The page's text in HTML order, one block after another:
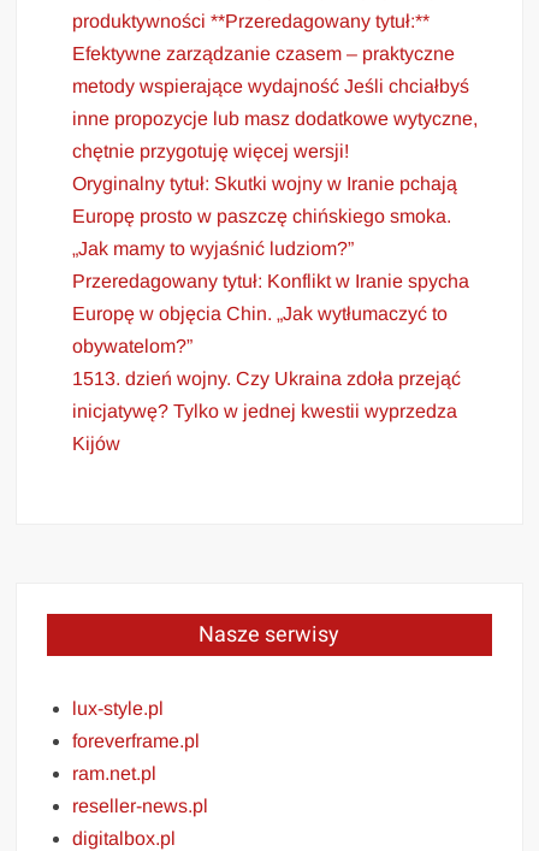
produktywności **Przeredagowany tytuł:**
Efektywne zarządzanie czasem – praktyczne
metody wspierające wydajność Jeśli chciałbyś
inne propozycje lub masz dodatkowe wytyczne,
chętnie przygotuję więcej wersji!
Oryginalny tytuł: Skutki wojny w Iranie pchają
Europę prosto w paszczę chińskiego smoka.
„Jak mamy to wyjaśnić ludziom?”
Przeredagowany tytuł: Konflikt w Iranie spycha
Europę w objęcia Chin. „Jak wytłumaczyć to
obywatelom?”
1513. dzień wojny. Czy Ukraina zdoła przejąć
inicjatywę? Tylko w jednej kwestii wyprzedza
Kijów
Nasze serwisy
lux-style.pl
foreverframe.pl
ram.net.pl
reseller-news.pl
digitalbox.pl